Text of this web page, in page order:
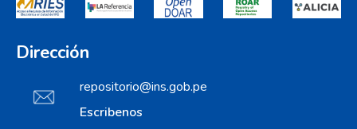
Dirección
repositorio@ins.gob.pe
Escribenos